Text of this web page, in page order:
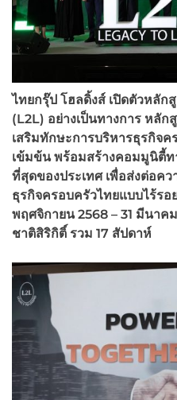
ไทยกรุ๊ป โฮลดิ้งส์ เปิดตัวหลัก
(L2L) อย่างเป็นทางการ หลั
เสริมทักษะการบริหารธุรกิจ
เข้มข้น พร้อมสร้างคอมมูนิตี้
ที่สุดของประเทศ เพื่อส่งต่อค
ธุรกิจครอบครัวไทยแบบไร้รอ
พฤศจิกายน 2568 – 31 มีนา
ชาติสิริกิติ์ รวม 17 สัปดาห์